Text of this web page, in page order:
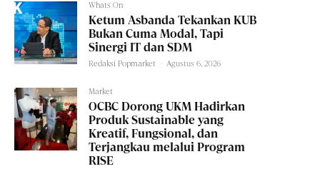
Whats On
Ketum Asbanda Tekankan KUB
Bukan Cuma Modal, Tapi
Sinergi IT dan SDM
Redaksi Popmarket Agustus 6, 2026
Market
OCBC Dorong UKM Hadirkan
Produk Sustainable yang
Kreatif, Fungsional, dan
Terjangkau melalui Program
RISE